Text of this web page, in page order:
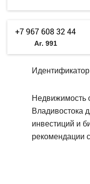
+7 967 608 32 44
Аг. 991
Идентификатор
Недвижимость
Владивостока
инвестиций и
рекомендации